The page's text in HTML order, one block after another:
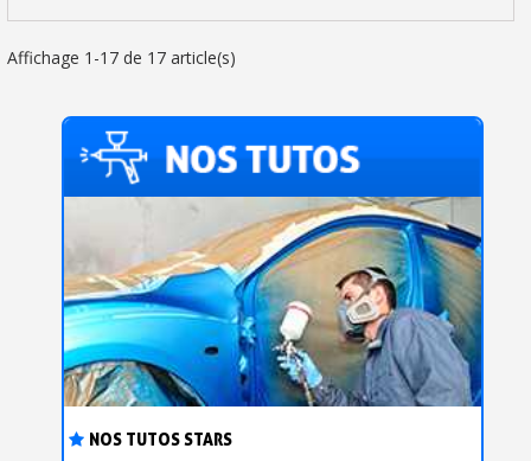
NOS TUTOS STARS
Affichage 1-17 de 17 article(s)